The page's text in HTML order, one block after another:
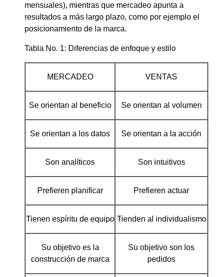
mensuales), mientras que mercadeo apunta a
resultados a más largo plazo, como por ejemplo el
posicionamiento de la marca.
Tabla No. 1: Diferencias de enfoque y estilo
MERCADEO VENTAS
Se orientan al beneficio Se orientan al volumen
Se orientan a los datos Se orientan a la acción
Son analíticos Son intuitivos
Prefieren planificar Prefieren actuar
Tienen espíritu de equipo Tienden al individualismo
Su objetivo es la
construcción de marca
Su objetivo son los
pedidos